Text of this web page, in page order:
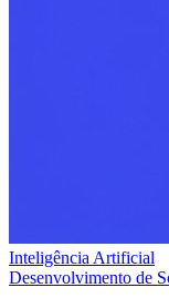
Inteligência Artificial
Desenvolvimento de